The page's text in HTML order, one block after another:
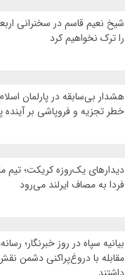
شیخ نعیم قاسم در سخنرانی
را ترک نخواهیم کرد
هشدار بی‌سابقه در پارلمان
خطر تجزیه و فروپاشی بر آینده
دیدارهای یک‌روزه کریکت؛ تیم
فردا به مصاف ایرلند می‌رود
بیانیه سپاه در روز خبرنگار؛
مقابله با دروغ‌پراکنی دشمن